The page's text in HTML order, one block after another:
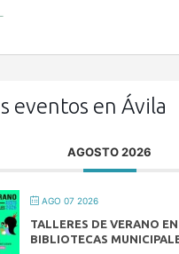
eventos en Ávila
AGOSTO 2026
AGO 07 2026
TALLERES DE VERANO
BIBLIOTECAS